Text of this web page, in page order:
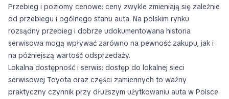
Przebieg i poziomy cenowe: ceny zwykle zmieniają się zależnie
od przebiegu i ogólnego stanu auta. Na polskim rynku
rozsądny przebieg i dobrze udokumentowana historia
serwisowa mogą wpływać zarówno na pewność zakupu, jak i
na późniejszą wartość odsprzedaży.
Lokalna dostępność i serwis: dostęp do lokalnej sieci
serwisowej Toyota oraz części zamiennych to ważny
praktyczny czynnik przy dłuższym użytkowaniu auta w Polsce.